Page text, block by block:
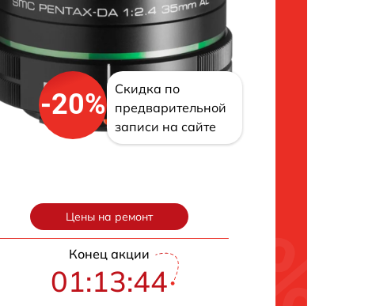
-20%
Скидка по
предварительной
записи на сайте
Цены на ремонт
Конец акции
01:13:43